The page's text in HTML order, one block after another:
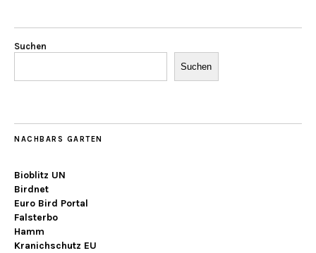
Suchen
Suchen
NACHBARS GARTEN
Bioblitz UN
Birdnet
Euro Bird Portal
Falsterbo
Hamm
Kranichschutz EU